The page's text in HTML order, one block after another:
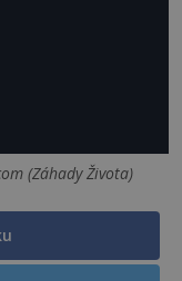
(Záhady Života)